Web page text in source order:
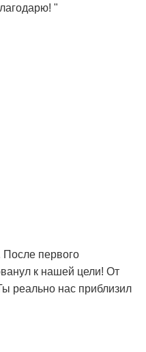
"
первого
к нашей цели! От
реально нас приблизил